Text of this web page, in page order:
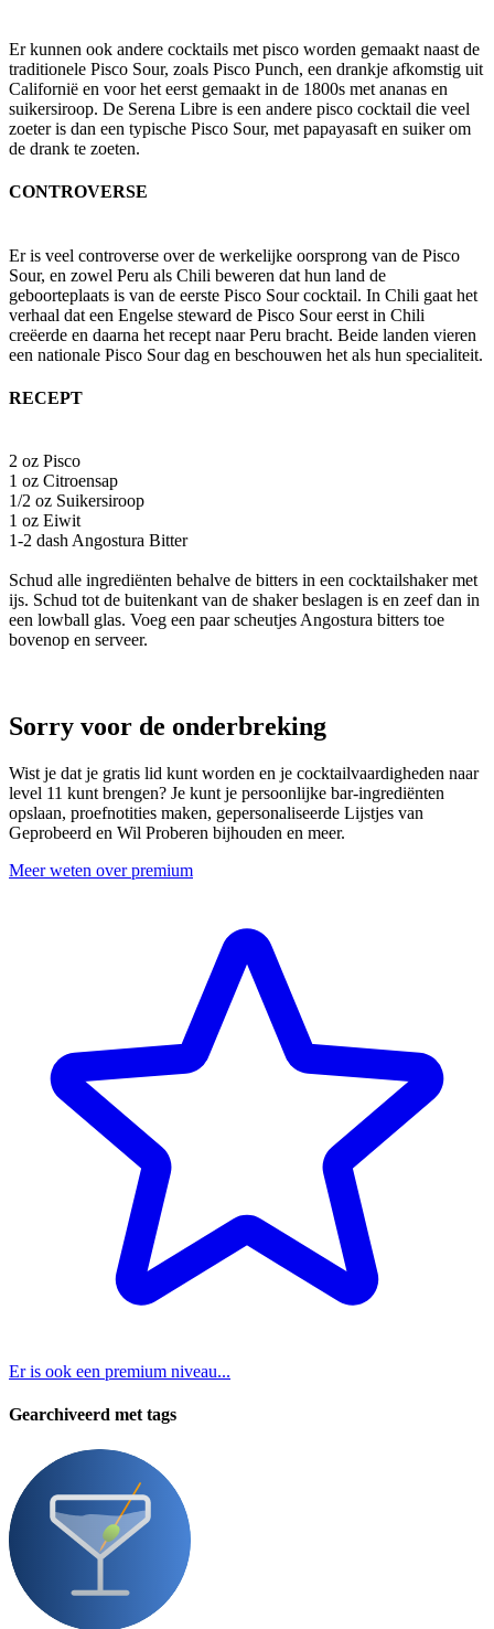
Er kunnen ook andere cocktails met pisco worden gemaakt naast de
traditionele Pisco Sour, zoals Pisco Punch, een drankje afkomstig uit
Californië en voor het eerst gemaakt in de 1800s met ananas en
suikersiroop. De Serena Libre is een andere pisco cocktail die veel
zoeter is dan een typische Pisco Sour, met papayasaft en suiker om
de drank te zoeten.
CONTROVERSE
Er is veel controverse over de werkelijke oorsprong van de Pisco
Sour, en zowel Peru als Chili beweren dat hun land de
geboorteplaats is van de eerste Pisco Sour cocktail. In Chili gaat het
verhaal dat een Engelse steward de Pisco Sour eerst in Chili
creëerde en daarna het recept naar Peru bracht. Beide landen vieren
een nationale Pisco Sour dag en beschouwen het als hun specialiteit.
RECEPT
2 oz Pisco
1 oz Citroensap
1/2 oz Suikersiroop
1 oz Eiwit
1-2 dash Angostura Bitter
Schud alle ingrediënten behalve de bitters in een cocktailshaker met
ijs. Schud tot de buitenkant van de shaker beslagen is en zeef dan in
een lowball glas. Voeg een paar scheutjes Angostura bitters toe
bovenop en serveer.
Sorry voor de onderbreking
Wist je dat je gratis lid kunt worden en je cocktailvaardigheden naar
level 11 kunt brengen? Je kunt je persoonlijke bar-ingrediënten
opslaan, proefnotities maken, gepersonaliseerde Lijstjes van
Geprobeerd en Wil Proberen bijhouden en meer.
Meer weten over premium
Er is ook een premium niveau...
Gearchiveerd met tags